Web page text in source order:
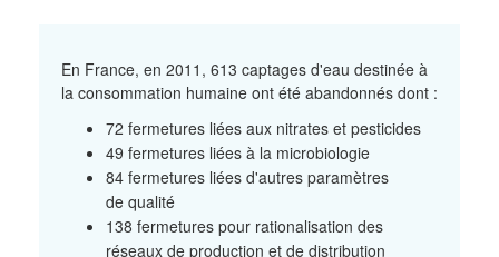
En France, en 2011, 613 captages d'eau destinée à
la consommation humaine ont été abandonnés dont :
72 fermetures liées aux nitrates et pesticides
49 fermetures liées à la microbiologie
84 fermetures liées d'autres paramètres
de qualité
138 fermetures pour rationalisation des
réseaux de production et de distribution